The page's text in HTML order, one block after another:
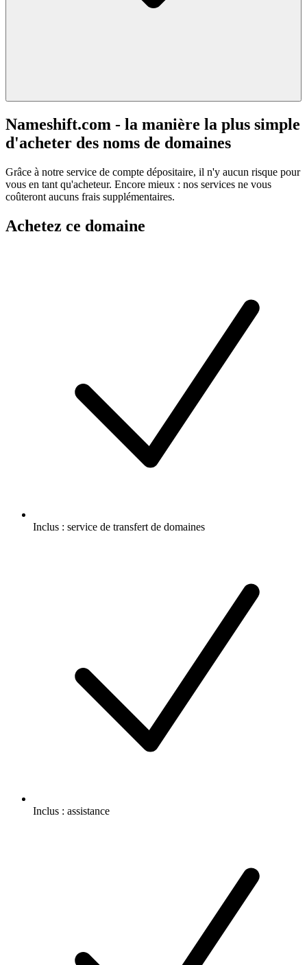
Nameshift.com - la manière la plus simple
d'acheter des noms de domaines
Grâce à notre service de compte dépositaire, il n'y aucun risque pour
vous en tant qu'acheteur. Encore mieux : nos services ne vous
coûteront aucuns frais supplémentaires.
Achetez ce domaine
Inclus : service de transfert de domaines
Inclus : assistance